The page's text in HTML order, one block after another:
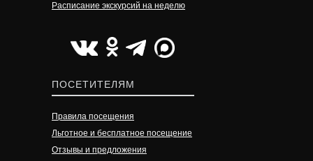
УЗНАТЬ ПОДРОБНЕЕ
Расписание экскурсий на неделю
ПОСЕТИТЕЛЯМ
Правила посещения
Льготное и бесплатное посещение
Отзывы и предложения